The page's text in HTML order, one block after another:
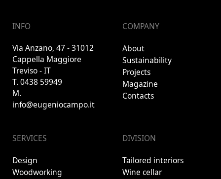
INFO
Via Anzano, 47 - 31012
Cappella Maggiore
Treviso - IT
T. 0438 59949
M.
info@eugeniocampo.it
COMPANY
About
Sustainability
Projects
Magazine
Contacts
SERVICES
Design
Woodworking
DIVISION
Tailored interiors
Wine cellar